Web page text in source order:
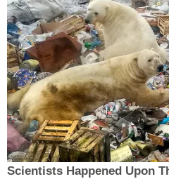
Scientists Happened Upon